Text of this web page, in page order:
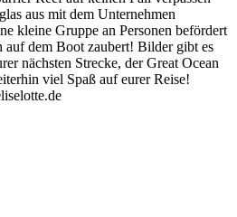
aus mit dem Unternehmen
kleine Gruppe an Personen befördert
auf dem Boot zaubert! Bilder gibt es
nächsten Strecke, der Great Ocean
viel Spaß auf eurer Reise!